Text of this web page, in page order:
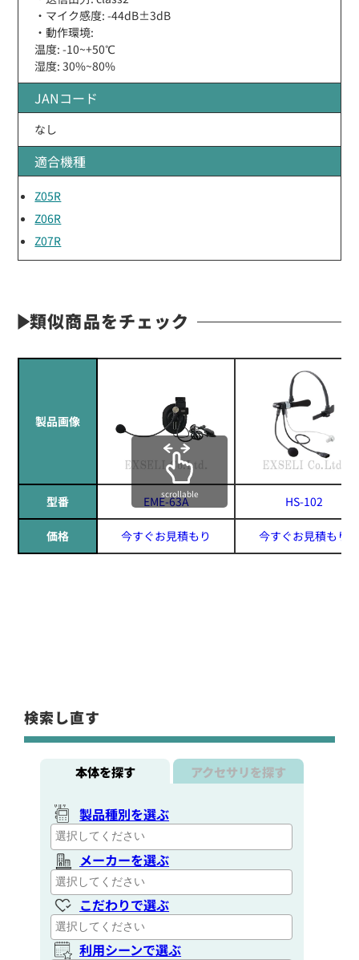
・マイク感度: -44dB±3dB
・動作環境:
温度: -10~+50℃
湿度: 30%~80%
JANコード
なし
適合機種
Z05R
Z06R
Z07R
類似商品をチェック
製品画像
型番 EME-63A HS-102
価格 今すぐお見積もり 今すぐお見積もり
scrollable
検索し直す
本体を探す アクセサリを探す
製品種別を選ぶ
メーカーを選ぶ
こだわりで選ぶ
利用シーンで選ぶ